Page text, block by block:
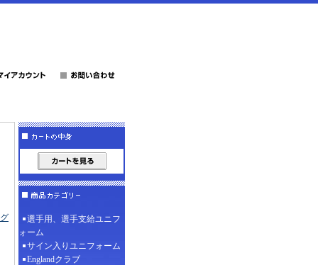
選手用、選手支給ユニフ
ォーム
サイン入りユニフォーム
Englandクラブ